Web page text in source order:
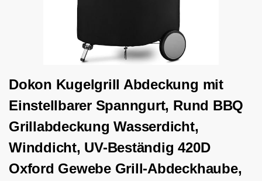
Dokon Kugelgrill Abdeckung mit
Einstellbarer Spanngurt, Rund BBQ
Grillabdeckung Wasserdicht,
Winddicht, UV-Beständig 420D
Oxford Gewebe Grill-Abdeckhaube,